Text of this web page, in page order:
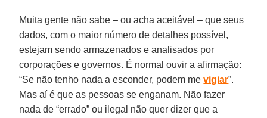
Muita gente não sabe – ou acha aceitável – que seus
dados, com o maior número de detalhes possível,
estejam sendo armazenados e analisados por
corporações e governos. É normal ouvir a afirmação:
“Se não tenho nada a esconder, podem mevigiar”.
Mas aí é que as pessoas se enganam. Não fazer
nada de “errado” ou ilegal não quer dizer que a